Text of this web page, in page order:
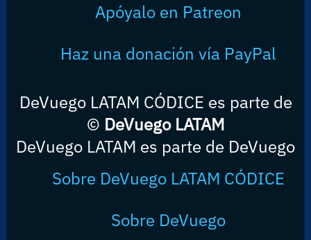
Apóyalo en Patreon
Haz una donación vía PayPal
DeVuego LATAM CÓDICE es parte de
© DeVuego LATAM
DeVuego LATAM es parte de DeVuego
Sobre DeVuego LATAM CÓDICE
Sobre DeVuego